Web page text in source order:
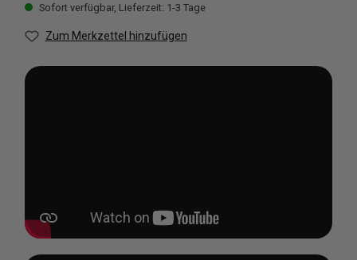
Sofort verfügbar, Lieferzeit: 1-3 Tage
Zum Merkzettel hinzufügen